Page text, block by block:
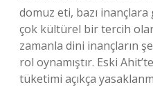
domuz eti, bazı
çok kültürel bir tercih
zamanla dini inançların
rol oynamıştır. Eski
tüketimi açıkça